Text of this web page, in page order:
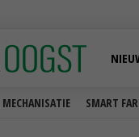
MECHANISATIE SMART